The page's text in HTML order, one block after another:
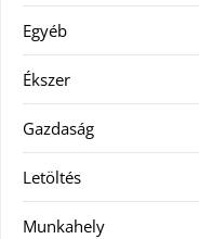
Egyéb
Ékszer
Gazdaság
Letöltés
Munkahely